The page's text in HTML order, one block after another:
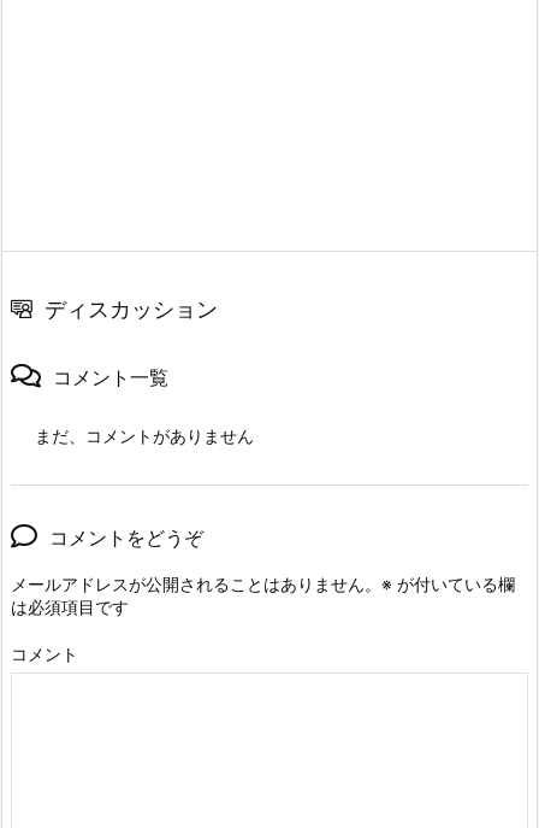
ディスカッション
コメント一覧
まだ、コメントがありません
コメントをどうぞ
メールアドレスが公開されることはありません。 ※ が付いている欄
は必須項目です
コメント